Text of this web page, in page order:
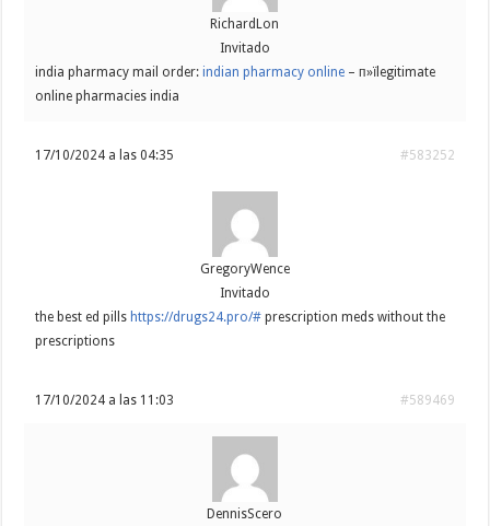
RichardLon
Invitado
india pharmacy mail order:indian pharmacy online – п»їlegitimate
online pharmacies india
17/10/2024 a las 04:35 #583252
GregoryWence
Invitado
the best ed pills https://drugs24.pro/# prescription meds without the
prescriptions
17/10/2024 a las 11:03 #589469
DennisScero